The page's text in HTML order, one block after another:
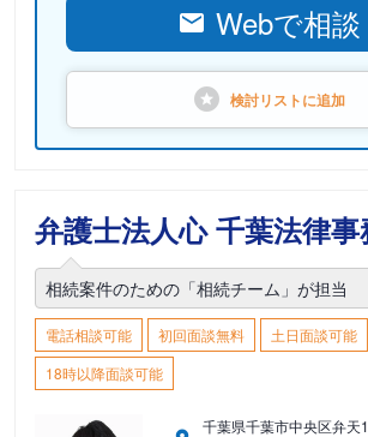
Webで相談
検討リストに追加
弁護士法人心 千葉法律事
相続案件のための「相続チーム」が担当
電話相談可能 初回面談無料
土日面談可能
18時以降面談可能
千葉県千葉市中央区弁天